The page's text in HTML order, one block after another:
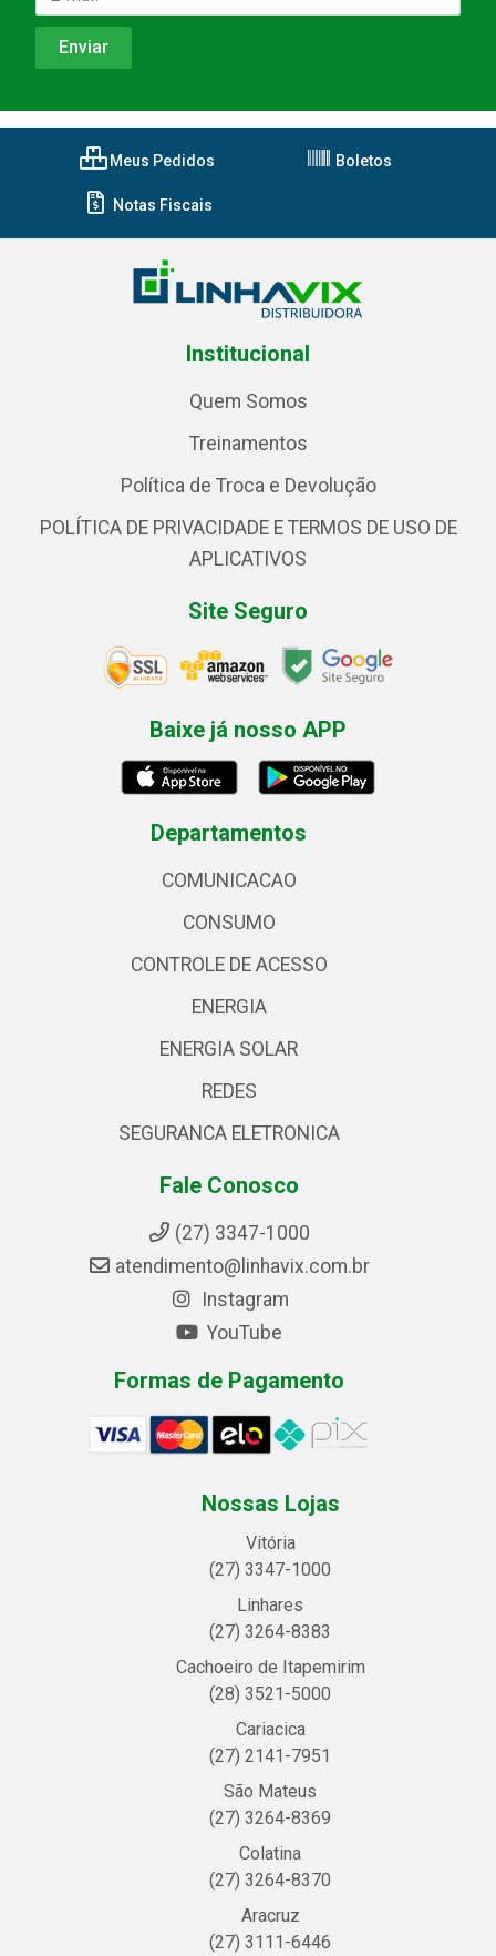
Meus Pedidos Boletos
Notas Fiscais
Institucional
Quem Somos
Treinamentos
Política de Troca e Devolução
POLÍTICA DE PRIVACIDADE E TERMOS DE USO DE
APLICATIVOS
Site Seguro
Baixe já nosso APP
Departamentos
COMUNICACAO
CONSUMO
CONTROLE DE ACESSO
ENERGIA
ENERGIA SOLAR
REDES
SEGURANCA ELETRONICA
Fale Conosco
(27) 3347-1000
atendimento@linhavix.com.br
Instagram
YouTube
Formas de Pagamento
Nossas Lojas
Vitória
(27) 3347-1000
Linhares
(27) 3264-8383
Cachoeiro de Itapemirim
(28) 3521-5000
Cariacica
(27) 2141-7951
São Mateus
(27) 3264-8369
Colatina
(27) 3264-8370
Aracruz
(27) 3111-6446